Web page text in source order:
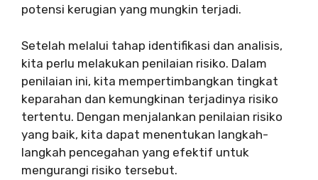
potensi kerugian yang mungkin terjadi.
Setelah melalui tahap identifikasi dan analisis,
kita perlu melakukan penilaian risiko. Dalam
penilaian ini, kita mempertimbangkan tingkat
keparahan dan kemungkinan terjadinya risiko
tertentu. Dengan menjalankan penilaian risiko
yang baik, kita dapat menentukan langkah-
langkah pencegahan yang efektif untuk
mengurangi risiko tersebut.